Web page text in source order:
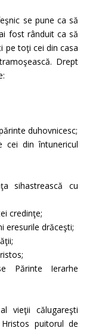
se pune ca să
fost rânduit ca să
pe toţi cei din casa
Drept
duhovnicesc;
cei din întunericul
sihastrească cu
credinţe;
eresurile drăceşti;
Părinte Ierarhe
vieţii călugareşti
puitorul de